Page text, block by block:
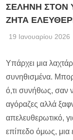
ΣΕΛΗΝΗ ΣΤΟΝ
ΖΗΤΑ
19 Ιανουαρίου 2026
Υπάρχει μια
συνηθισμένα.
ό,τι συνήθως, σαν
αγόραζες αλλά
απελευθερωτικό,
επίπεδο όμως, μια